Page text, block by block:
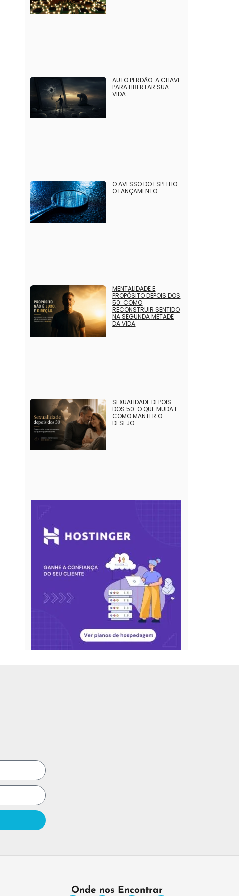
AUTO PERDÃO: A CHAVE
PARA LIBERTAR SUA
VIDA
O AVESSO DO ESPELHO –
O LANÇAMENTO
MENTALIDADE E
PROPÓSITO DEPOIS DOS
50: COMO
RECONSTRUIR SENTIDO
NA SEGUNDA METADE
DA VIDA
SEXUALIDADE DEPOIS
DOS 50: O QUE MUDA E
COMO MANTER O
DESEJO
Onde nos Encontrar